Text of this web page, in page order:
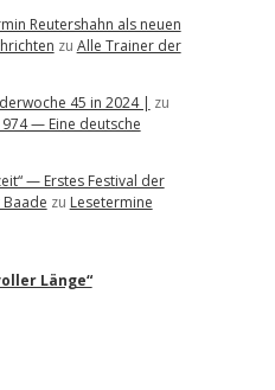
Reutershahn als neuen
zu Alle Trainer der
45 in 2024 | zu
— Eine deutsche
— Erstes Festival der
zu Lesetermine
Länge“